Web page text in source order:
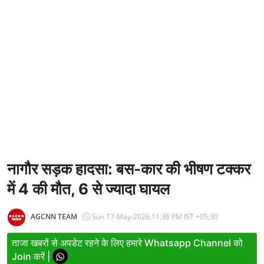
Business
Relationship
Education
Defence & Security
Environment
नागौर सड़क हादसा: बस-कार की भीषण टक्कर
में 4 की मौत, 6 से ज्यादा घायल
AGCNN TEAM Sun 17-May-2026,11:36 PM IST +05:30
ताजा खबरों से अपडेट रहने के लिए हमारे Whatsapp Channel को
Join करें |